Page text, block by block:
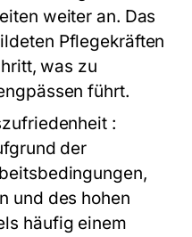
weiter an. Das
Pflegekräften
was zu
führt.
:
der
und des hohen
häufig einem